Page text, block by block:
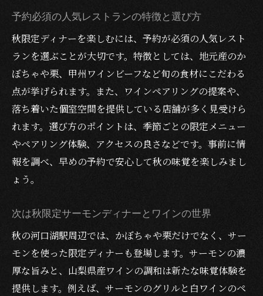
予約必須の人気レストランの特徴と選び方
秋限定ディナーを楽しむには、予約が必須の人気レスト
ランを選ぶことが大切です。特徴としては、地元産のか
ぼちゃや栗、甲州ワインビーフなど旬の食材にこだわる
点が挙げられます。また、ワインペアリングの提案や、
落ち着いた個室空間を提供している店舗が多く見受けら
れます。選び方のポイントは、季節ごとの限定メニュー
やペアリング体験、アクセスの良さなどです。事前に情
報を調べ、早めの予約で安心して秋の味覚を楽しみまし
ょう。
次は秋限定サーモンディナーとワインの世界
秋の河口湖駅周辺では、かぼちゃや栗だけでなく、サー
モンを使った限定ディナーも登場します。サーモンの濃
厚な旨みと、山梨県産ワインの調和は新たな味覚体験を
提供します。例えば、サーモンのグリルと白ワインのペ